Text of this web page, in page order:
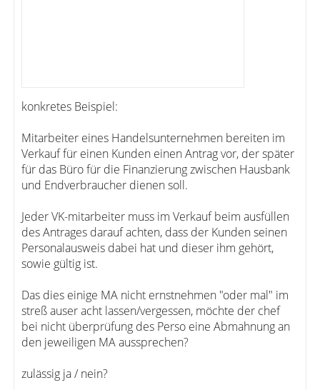
konkretes Beispiel:
Mitarbeiter eines Handelsunternehmen bereiten im
Verkauf für einen Kunden einen Antrag vor, der später
für das Büro für die Finanzierung zwischen Hausbank
und Endverbraucher dienen soll.
Jeder VK-mitarbeiter muss im Verkauf beim ausfüllen
des Antrages darauf achten, dass der Kunden seinen
Personalausweis dabei hat und dieser ihm gehört,
sowie gültig ist.
Das dies einige MA nicht ernstnehmen "oder mal" im
streß auser acht lassen/vergessen, möchte der chef
bei nicht überprüfung des Perso eine Abmahnung an
den jeweiligen MA aussprechen?
zulässig ja / nein?